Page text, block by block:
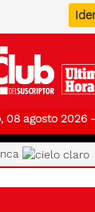
08 agosto 2026